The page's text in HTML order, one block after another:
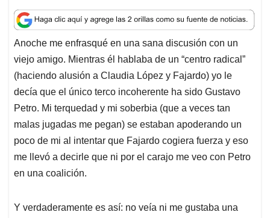
a
t
s
A
p
p
c
e
b
o
o
k
n
k
e
d
I
n
a
i
l
r
e
a
d
s
Anoche me enfrasqué en una sana discusión con un
viejo amigo. Mientras él hablaba de un “centro radical”
(haciendo alusión a Claudia López y Fajardo) yo le
decía que el único terco incoherente ha sido Gustavo
Petro. Mi terquedad y mi soberbia (que a veces tan
malas jugadas me pegan) se estaban apoderando un
poco de mi al intentar que Fajardo cogiera fuerza y eso
me llevó a decirle que ni por el carajo me veo con Petro
en una coalición.
Y verdaderamente es así: no veía ni me gustaba una